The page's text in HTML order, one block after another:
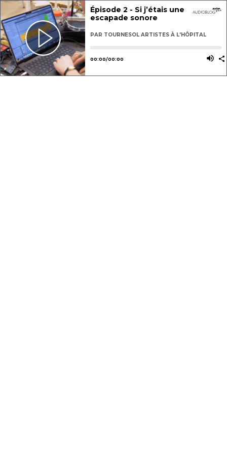
Épisode 2 - Si j’étais une
escapade sonore
PAR TOURNESOL ARTISTES À L'HÔPITAL
Utilisez les flèches gauche ou
00:00/00:00